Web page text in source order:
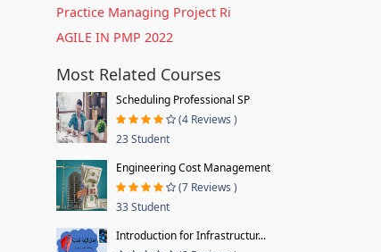
Practice Managing Project Ri
AGILE IN PMP 2022
Most Related Courses
Scheduling Professional SP
(4 Reviews )
23 Student
Engineering Cost Management
(7 Reviews )
33 Student
Introduction for Infrastructur...